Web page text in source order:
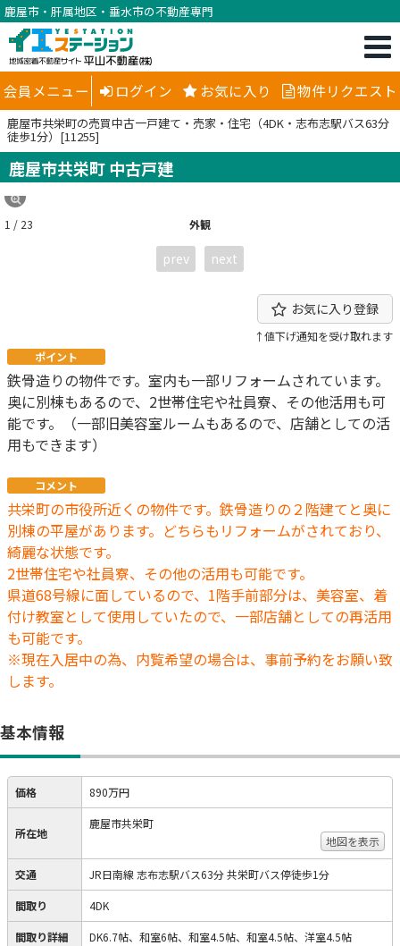
鹿屋市・肝属地区・垂水市の不動産専門
会員メニュー ログイン お気に入り 物件リクエスト
鹿屋市共栄町の売買中古一戸建て・売家・住宅（4DK・志布志駅バス63分
徒歩1分）[11255]
鹿屋市共栄町 中古戸建
外観
1 / 23
prev next
お気に入り登録
↑値下げ通知を受け取れます
ポイント
鉄骨造りの物件です。室内も一部リフォームされています。
奥に別棟もあるので、2世帯住宅や社員寮、その他活用も可
能です。（一部旧美容室ルームもあるので、店舗としての活
用もできます）
コメント
共栄町の市役所近くの物件です。鉄骨造りの２階建てと奥に
別棟の平屋があります。どちらもリフォームがされており、
綺麗な状態です。
2世帯住宅や社員寮、その他の活用も可能です。
県道68号線に面しているので、1階手前部分は、美容室、着
付け教室として使用していたので、一部店舗としての再活用
も可能です。
※現在入居中の為、内覧希望の場合は、事前予約をお願い致
します。
基本情報
価格 890万円
所在地
鹿屋市共栄町
地図を表示
交通 JR日南線 志布志駅バス63分 共栄町バス停徒歩1分
間取り 4DK
間取り詳細 DK6.7帖、和室6帖、和室4.5帖、和室4.5帖、洋室4.5帖